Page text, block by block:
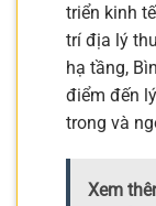
triển kinh
trí địa lý
hạ tầng,
điểm đến
trong và
Xem